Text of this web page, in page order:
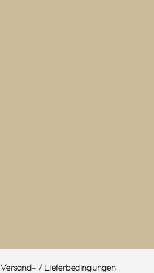
Versand- / Lieferbedingungen